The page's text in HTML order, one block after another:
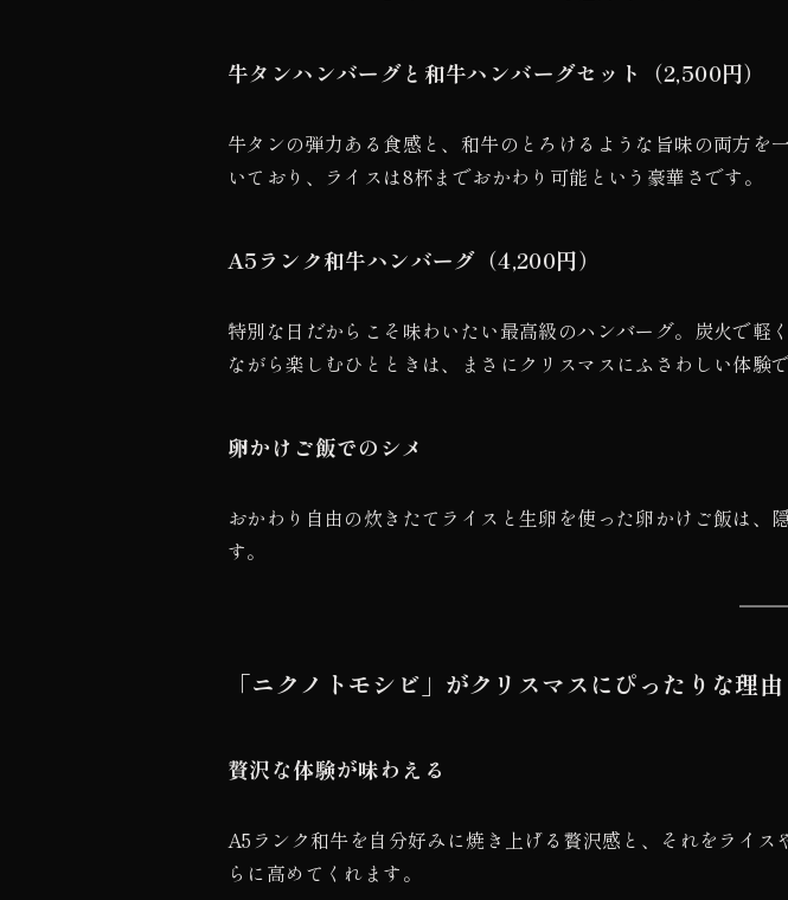
牛タンハンバーグと和牛ハンバーグセット（2,500円）
牛タンの弾力ある食感と、和牛のとろけるような旨味の両方
いており、ライスは8杯までおかわり可能という豪華さです。
A5ランク和牛ハンバーグ（4,200円）
特別な日だからこそ味わいたい最高級のハンバーグ。炭火で
ながら楽しむひとときは、まさにクリスマスにふさわしい体験で
卵かけご飯でのシメ
おかわり自由の炊きたてライスと生卵を使った卵かけご飯は
す。
「ニクノトモシビ」がクリスマスにぴったりな理由
贅沢な体験が味わえる
A5ランク和牛を自分好みに焼き上げる贅沢感と、それをライ
らに高めてくれます。